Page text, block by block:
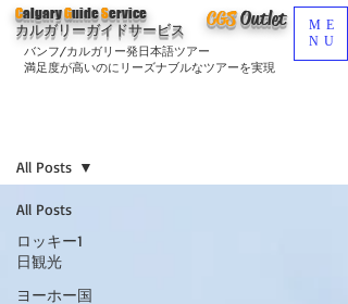
CGSOutlet
バンフ/カルガリー発日本語ツアー
満足度が高いのにリーズナブルなツアーを実現
CalgaryGuideService
カルガリーガイドサービス
ME
NU
All Posts
ロッキー1
日観光
ヨーホー国
All Posts